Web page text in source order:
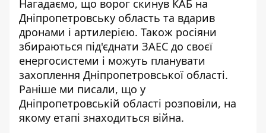
Нагадаємо, що ворог скинув КАБ на
Дніпропетровську область та вдарив
дронами і артилерією. Також росіяни
збираються під'єднати ЗАЕС до своєї
енергосистеми і можуть планувати
захоплення Дніпропетровської області.
Раніше ми писали, що у
Дніпропетровській області розповіли, на
якому етапі знаходиться війна.